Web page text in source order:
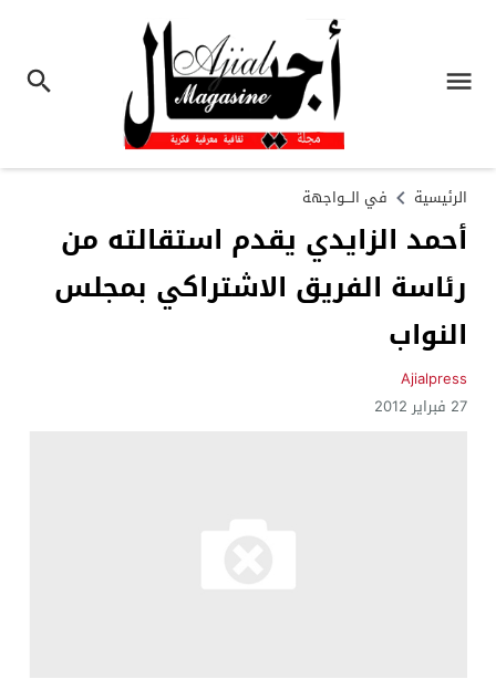
الرئيسية في الـــواجهة
أحمد الزايدي يقدم استقالته من
رئاسة الفريق الاشتراكي بمجلس
النواب
Ajialpress
27 فبراير 2012